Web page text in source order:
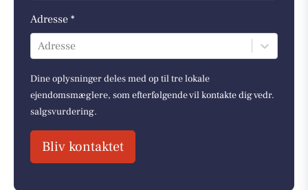
Adresse *
Adresse
Dine oplysninger deles med op til tre lokale
ejendomsmæglere, som efterfølgende vil kontakte dig vedr.
salgsvurdering.
Bliv kontaktet